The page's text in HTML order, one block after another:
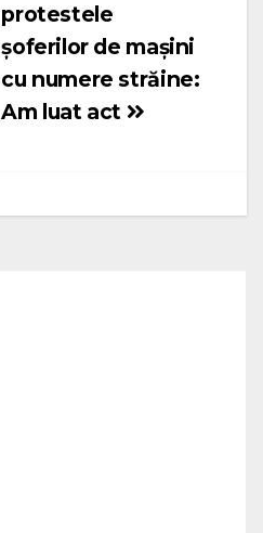
protestele
șoferilor de mașini
cu numere străine:
Am luat act